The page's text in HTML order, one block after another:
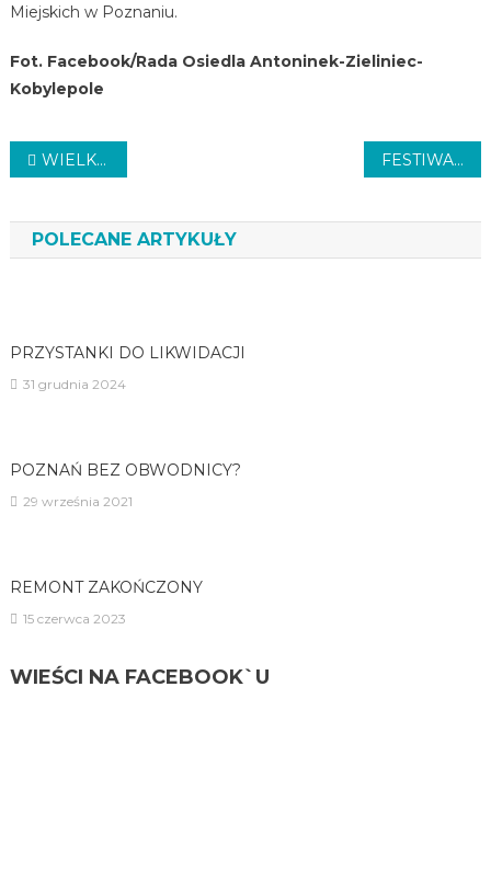
Miejskich w Poznaniu.
Fot. Facebook/Rada Osiedla Antoninek-Zieliniec-
Kobylepole
Nawigacja
WIELKI POŻAR (AKTUALIZACJA) FESTIWAL DREWNA
POLECANE ARTYKUŁY
PRZYSTANKI DO LIKWIDACJI
31 grudnia 2024
POZNAŃ BEZ OBWODNICY?
29 września 2021
REMONT ZAKOŃCZONY
15 czerwca 2023
WIEŚCI NA FACEBOOK`U